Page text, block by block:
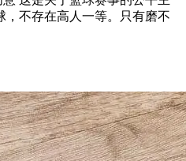
，不存在高人一等。‍只有磨不